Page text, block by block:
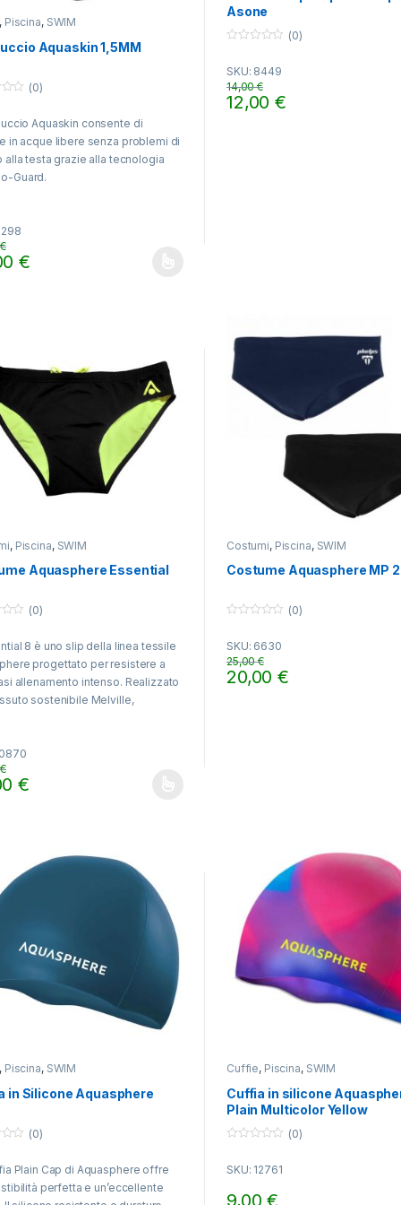
, Piscina, SWIM
Aquaskin 1,5MM
(0)
Aquaskin consente di
in acque libere senza problemi di
alla testa grazie alla tecnologia
Guard.
€
€
prodotto ha più varianti. Le opzioni possono essere scelte nella
Asone
u
t
o
(0)
SKU: 8449
12,00€
14,00€
Questo prodotto ha più
, Piscina, SWIM
Aquasphere Essential
(0)
8 è uno slip della linea tessile
progettato per resistere a
allenamento intenso. Realizzato
sostenibile Melville,
€
€
prodotto ha più varianti. Le opzioni possono essere scelte nella
Costumi, Piscina, SWIM
Costume Aquasphere MP
u
t
o
f
(0)
SKU: 6630
20,00€
25,00€
Questo prodotto ha più
, Piscina, SWIM
in Silicone Aquasphere
(0)
Plain Cap di Aquasphere offre
perfetta e un’eccellente
Cuffie, Piscina, SWIM
Cuffia in silicone
Plain Multicolor Yellow
u
f
(0)
SKU: 12761
9,00€